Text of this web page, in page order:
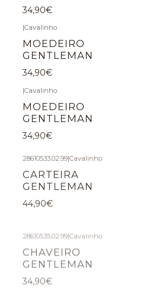
34,90€
|Cavalinho
MOEDEIRO
GENTLEMAN
34,90€
|Cavalinho
MOEDEIRO
GENTLEMAN
34,90€
CARTEIRA
GENTLEMAN
44,90€
CHAVEIRO
GENTLEMAN
34,90€
|Cavalinho